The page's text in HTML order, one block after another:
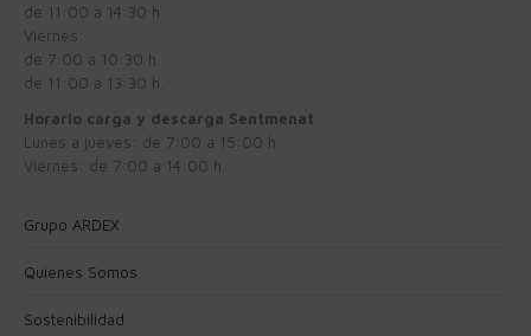
de 11:00 a 14:30 h.
Viernes:
de 7:00 a 10:30 h.
de 11:00 a 13:30 h.
Horario carga y descarga Sentmenat
Lunes a jueves: de 7:00 a 15:00 h.
Viernes: de 7:00 a 14:00 h.
Grupo ARDEX
Quienes Somos
Sostenibilidad